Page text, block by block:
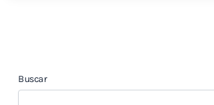
Buscar